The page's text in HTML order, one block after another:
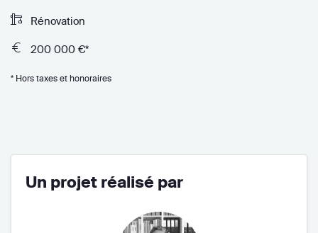
Rénovation
200 000 €*
* Hors taxes et honoraires
Un projet réalisé par